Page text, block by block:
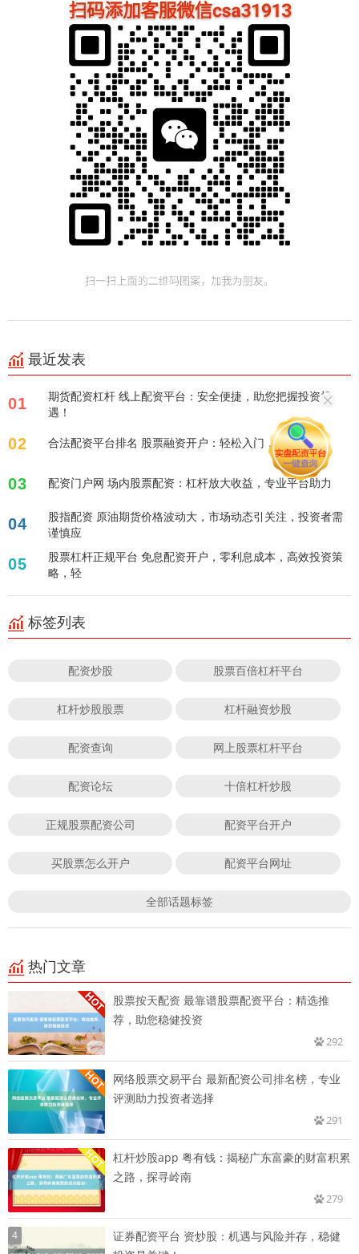
最近发表
01
期货配资杠杆 线上配资平台：安全便捷，助您把握投资机
遇！
02 合法配资平台排名 股票融资开户：轻松入门，放大收益！
03 配资门户网 场内股票配资：杠杆放大收益，专业平台助力
04
股指配资 原油期货价格波动大，市场动态引关注，投资者需
谨慎应
05
股票杠杆正规平台 免息配资开户，零利息成本，高效投资策
略，轻
标签列表
配资炒股 股票百倍杠杆平台
杠杆炒股股票 杠杆融资炒股
配资查询 网上股票杠杆平台
配资论坛 十倍杠杆炒股
正规股票配资公司 配资平台开户
买股票怎么开户 配资平台网址
全部话题标签
热门文章
股票按天配资 最靠谱股票配资平台：精选推
荐，助您稳健投资
292
网络股票交易平台 最新配资公司排名榜，专业
评测助力投资者选择
291
杠杆炒股app 粤有钱：揭秘广东富豪的财富积累
之路，探寻岭南
279
4
证券配资平台 资炒股：机遇与风险并存，稳健